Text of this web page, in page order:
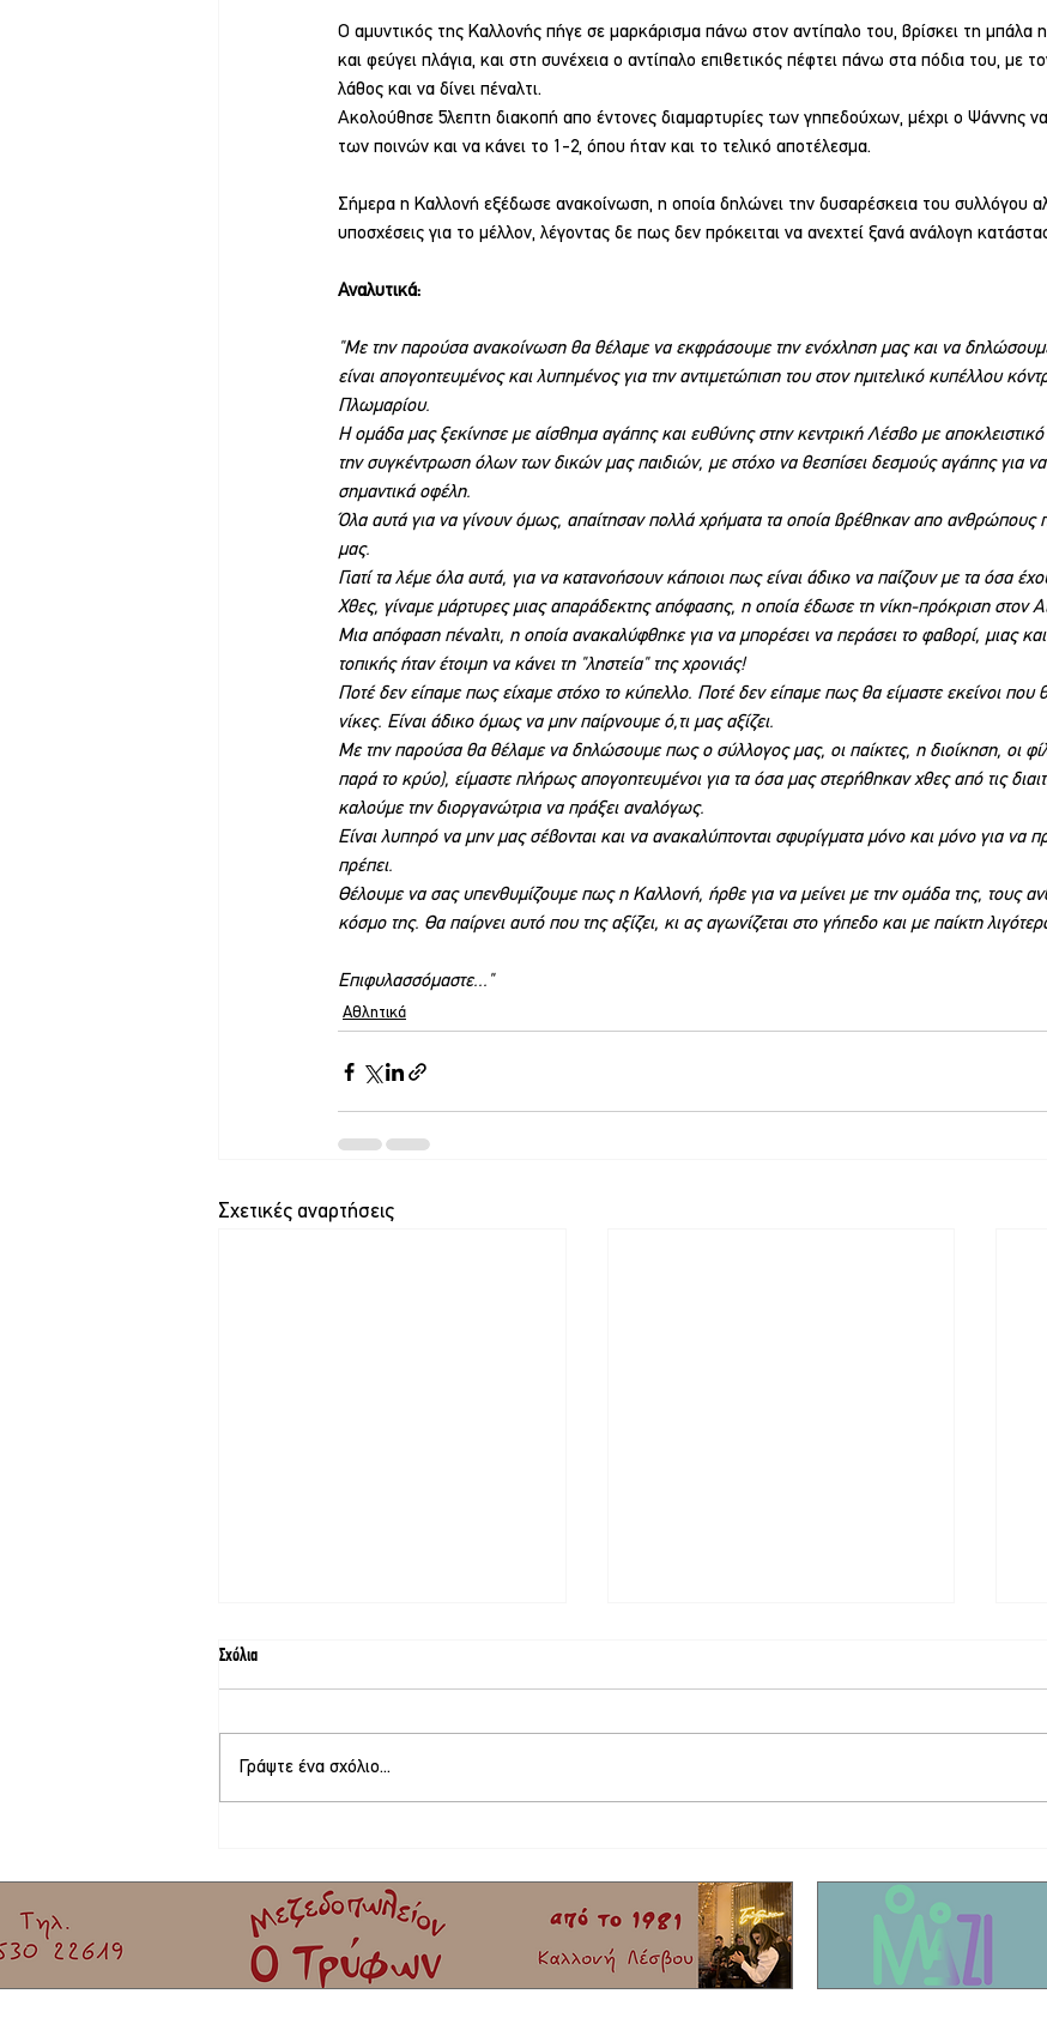
Ο αμυντικός της Καλλονής πήγε σε μαρκάρισμα πάνω στον αντίπαλο του, βρίσκει τη μπάλα η
και φεύγει πλάγια, και στη συνέχεια ο αντίπαλο επιθετικός πέφτει πάνω στα πόδια του, με
λάθος και να δίνει πέναλτι.
Ακολούθησε 5λεπτη διακοπή απο έντονες διαμαρτυρίες των γηπεδούχων, μέχρι ο Ψάννης
των ποινών και να κάνει το 1-2, όπου ήταν και το τελικό αποτέλεσμα.
Σήμερα η Καλλονή εξέδωσε ανακοίνωση, η οποία δηλώνει την δυσαρέσκεια του συλλόγου
υποσχέσεις για το μέλλον, λέγοντας δε πως δεν πρόκειται να ανεχτεί ξανά ανάλογη
Αναλυτικά:
"Με την παρούσα ανακοίνωση θα θέλαμε να εκφράσουμε την ενόχληση μας και να
είναι απογοητευμένος και λυπημένος για την αντιμετώπιση του στον ημιτελικό κυπέλλου
Πλωμαρίου.
Η ομάδα μας ξεκίνησε με αίσθημα αγάπης και ευθύνης στην κεντρική Λέσβο με
την συγκέντρωση όλων των δικών μας παιδιών, με στόχο να θεσπίσει δεσμούς αγάπης για να
σημαντικά οφέλη.
Όλα αυτά για να γίνουν όμως, απαίτησαν πολλά χρήματα τα οποία βρέθηκαν απο ανθρώπους
μας.
Γιατί τα λέμε όλα αυτά, για να κατανοήσουν κάποιοι πως είναι άδικο να παίζουν με τα όσα
Χθες, γίναμε μάρτυρες μιας απαράδεκτης απόφασης, η οποία έδωσε τη νίκη-πρόκριση στον
Μια απόφαση πέναλτι, η οποία ανακαλύφθηκε για να μπορέσει να περάσει το φαβορί, μιας
τοπικής ήταν έτοιμη να κάνει τη "ληστεία" της χρονιάς!
Ποτέ δεν είπαμε πως είχαμε στόχο το κύπελλο. Ποτέ δεν είπαμε πως θα είμαστε εκείνοι
νίκες. Είναι άδικο όμως να μην παίρνουμε ό,τι μας αξίζει.
Με την παρούσα θα θέλαμε να δηλώσουμε πως ο σύλλογος μας, οι παίκτες, η διοίκηση, οι
παρά το κρύο), είμαστε πλήρως απογοητευμένοι για τα όσα μας στερήθηκαν χθες από τις
καλούμε την διοργανώτρια να πράξει αναλόγως.
Είναι λυπηρό να μην μας σέβονται και να ανακαλύπτονται σφυρίγματα μόνο και μόνο για να
πρέπει.
Θέλουμε να σας υπενθυμίζουμε πως η Καλλονή, ήρθε για να μείνει με την ομάδα της, τους
κόσμο της. Θα παίρνει αυτό που της αξίζει, κι ας αγωνίζεται στο γήπεδο και με παίκτη
Επιφυλασσόμαστε..."
Αθλητικά
Σχετικές αναρτήσεις
Πετριτζικλής
Σχόλια
Γράψτε ένα σχόλιο...